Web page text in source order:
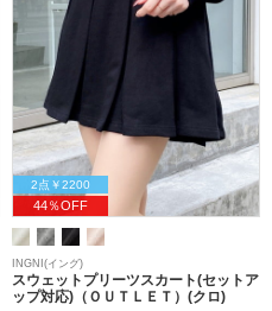
2点￥2200
44％OFF
INGNI(イング)
スウェットプリーツスカート(セットア
ップ対応)（ＯＵＴＬＥＴ）(クロ)